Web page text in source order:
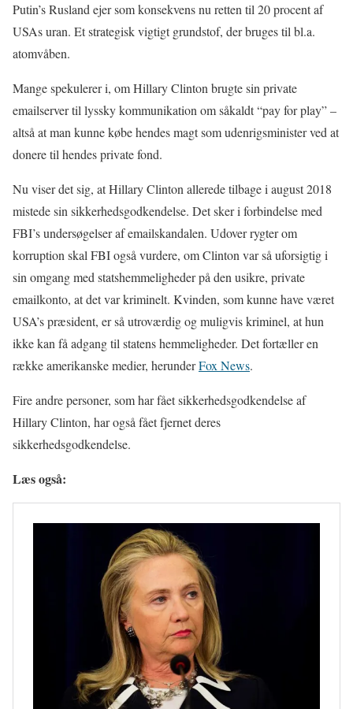
Putin’s Rusland ejer som konsekvens nu retten til 20 procent af
USAs uran. Et strategisk vigtigt grundstof, der bruges til bl.a.
atomvåben.
Mange spekulerer i, om Hillary Clinton brugte sin private
emailserver til lyssky kommunikation om såkaldt “pay for play” –
altså at man kunne købe hendes magt som udenrigsminister ved at
donere til hendes private fond.
Nu viser det sig, at Hillary Clinton allerede tilbage i august 2018
mistede sin sikkerhedsgodkendelse. Det sker i forbindelse med
FBI’s undersøgelser af emailskandalen. Udover rygter om
korruption skal FBI også vurdere, om Clinton var så uforsigtig i
sin omgang med statshemmeligheder på den usikre, private
emailkonto, at det var kriminelt. Kvinden, som kunne have været
USA’s præsident, er så utroværdig og muligvis kriminel, at hun
ikke kan få adgang til statens hemmeligheder. Det fortæller en
række amerikanske medier, herunderFox News.
Fire andre personer, som har fået sikkerhedsgodkendelse af
Hillary Clinton, har også fået fjernet deres
sikkerhedsgodkendelse.
Læs også: